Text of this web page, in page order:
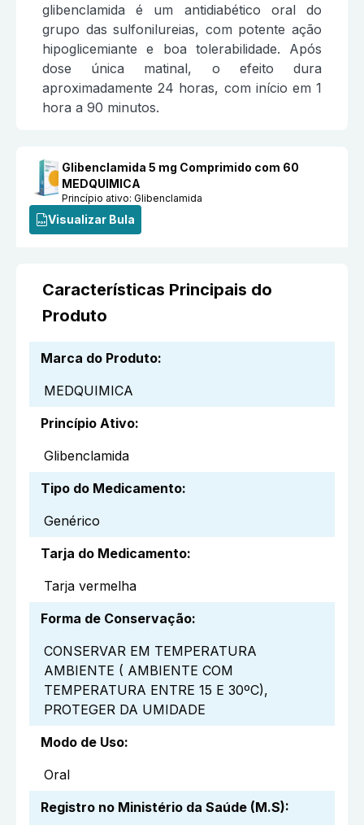
glibenclamida é um antidiabético oral do
grupo das sulfonilureias, com potente ação
hipoglicemiante e boa tolerabilidade. Após
dose única matinal, o efeito dura
aproximadamente 24 horas, com início em 1
hora a 90 minutos.
Glibenclamida 5 mg Comprimido com 60
MEDQUIMICA
Princípio ativo:Glibenclamida
Visualizar Bula
Características Principais do
Produto
Marca do Produto:
MEDQUIMICA
Princípio Ativo:
Glibenclamida
Tipo do Medicamento:
Genérico
Tarja do Medicamento:
Tarja vermelha
Forma de Conservação:
CONSERVAR EM TEMPERATURA
AMBIENTE ( AMBIENTE COM
TEMPERATURA ENTRE 15 E 30ºC),
PROTEGER DA UMIDADE
Modo de Uso:
Oral
Registro no Ministério da Saúde (M.S):